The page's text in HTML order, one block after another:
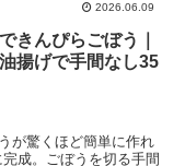
2026.06.09
きんぴらごぼう｜
揚げで手間なし35
が驚くほど簡単に作れ
成。ごぼうを切る手間